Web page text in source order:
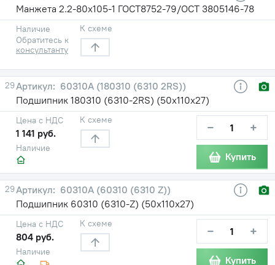
Манжета 2.2-80х105-1 ГОСТ8752-79/ОСТ 3805146-78
Наличие
Обратитесь к
консультанту
К схеме
29
60310А (180310 (6310 2RS))
Подшипник 180310 (6310-2RS) (50х110х27)
Наличие
Цена с НДС
1 141 руб.
К схеме − +
Купить
29
60310А (60310 (6310 Z))
Подшипник 60310 (6310-Z) (50х110х27)
Наличие
Цена с НДС
804 руб.
К схеме − +
Купить